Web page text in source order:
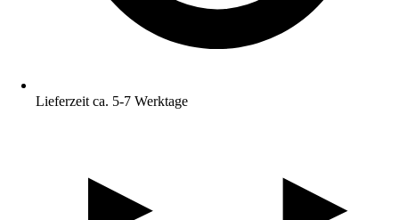
Lieferzeit ca. 5-7 Werktage